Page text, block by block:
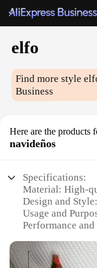
elfo
Find more style
Business
Here are the products
navideños
Specifications:
Material: High-
Design and
Usage and
Performance
Applicable
and suppliers